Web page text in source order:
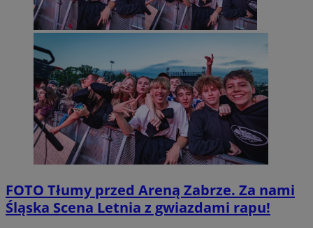
FOTO Tłumy przed Areną Zabrze. Za nami
Śląska Scena Letnia z gwiazdami rapu!